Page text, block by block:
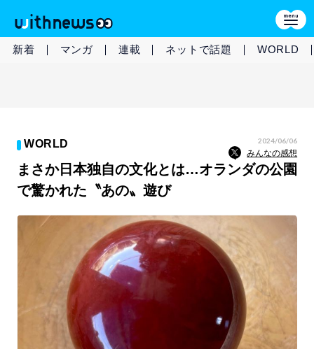
新着 マンガ 連載 ネットで話題 WORLD
WORLD 2024/06/06
みんなの感想
まさか日本独自の文化とは…オランダの公園
で驚かれた〝あの〟遊び